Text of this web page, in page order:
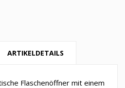
ARTIKELDETAILS
Flaschenöffner mit einem